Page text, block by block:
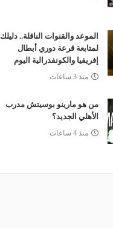
الموعد والقنوات الناقلة.. دليلك
لمتابعة قرعة دوري أبطال
إفريقيا والكونفدرالية اليوم
منذ 3 ساعات
من هو مارينو بوسيتش مدرب
الأهلي الجديد؟
منذ 4 ساعات